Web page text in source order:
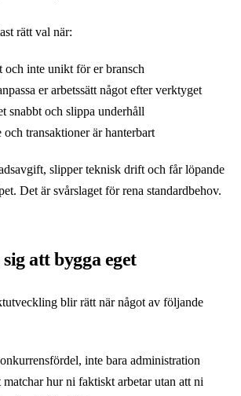
rätt val när:
och inte unikt för er bransch
er arbetssätt något efter verktyget
snabbt och slippa underhåll
och transaktioner är hanterbart
slipper teknisk drift och får löpande
Det är svårslaget för rena standardbehov.
att bygga eget
blir rätt när något av följande
inte bara administration
hur ni faktiskt arbetar utan att ni